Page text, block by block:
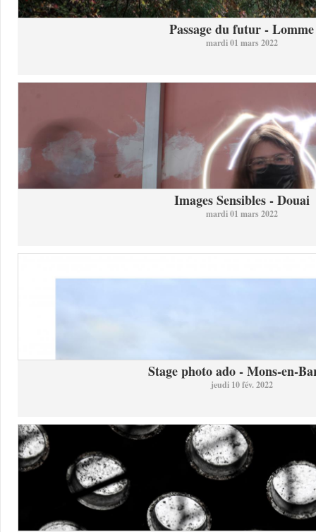
Passage du futur - Lomme
mardi 01 mars 2022
Images Sensibles - Douai
mardi 01 mars 2022
Stage photo ado - Mons-en-
jeudi 10 fév. 2022